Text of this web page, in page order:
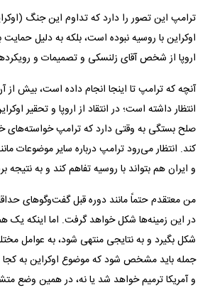
ترامپ این تصور را دارد که تداوم این جنگ
اوکراین با روسیه نبوده است، بلکه به دلیل
اروپا از شخص آقای زلنسکی و تصمیمات و
آنچه که ترامپ تا اینجا انجام داده است، بیش
انتظار داشته است؛ در انتقاد از اروپا و تحقیر
صلح بستگی به وقتی دارد که ترامپ خواسته‌های
کند. انتظار می‌رود ترامپ درباره سایر موضوعات
و ایران هم بتواند با روسیه تفاهم کند و به نتیجه
من معتقدم حتماً مانند دوره قبل گفت‌و‌گو‌های
در این زمینه‌ها شکل خواهد گرفت. اما اینکه یک
شکل بگیرد و به نتایجی منتهی شود، به عوامل
جمله باید مشخص شود که موضوع اوکراین به کجا
و آمریکا ترمیم خواهد شد یا نه، در همین وضع